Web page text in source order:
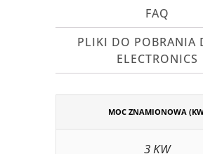
FAQ
PLIKI DO POBRANIA
ELECTRONICS
MOC ZNAMIONOWA
3 KW